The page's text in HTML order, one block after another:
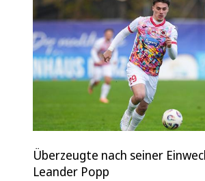
Überzeugte nach seiner
Leander Popp